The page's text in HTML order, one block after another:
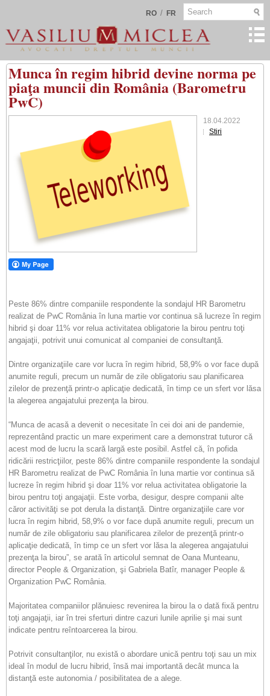
RO / FR
Munca în regim hibrid devine norma pe
piaţa muncii din România (Barometru
PwC)
18.04.2022
Stiri
Peste 86% dintre companiile respondente la sondajul HR Barometru
realizat de PwC România în luna martie vor continua să lucreze în regim
hibrid şi doar 11% vor relua activitatea obligatorie la birou pentru toţi
angajaţii, potrivit unui comunicat al companiei de consultanţă.
Dintre organizaţiile care vor lucra în regim hibrid, 58,9% o vor face după
anumite reguli, precum un număr de zile obligatoriu sau planificarea
zilelor de prezenţă printr-o aplicaţie dedicată, în timp ce un sfert vor lăsa
la alegerea angajatului prezenţa la birou.
“Munca de acasă a devenit o necesitate în cei doi ani de pandemie,
reprezentând practic un mare experiment care a demonstrat tuturor că
acest mod de lucru la scară largă este posibil. Astfel că, în pofida
ridicării restricţiilor, peste 86% dintre companiile respondente la sondajul
HR Barometru realizat de PwC România în luna martie vor continua să
lucreze în regim hibrid şi doar 11% vor relua activitatea obligatorie la
birou pentru toţi angajaţii. Este vorba, desigur, despre companii alte
căror activităţi se pot derula la distanţă. Dintre organizaţiile care vor
lucra în regim hibrid, 58,9% o vor face după anumite reguli, precum un
număr de zile obligatoriu sau planificarea zilelor de prezenţă printr-o
aplicaţie dedicată, în timp ce un sfert vor lăsa la alegerea angajatului
prezenţa la birou”, se arată în articolul semnat de Oana Munteanu,
director People & Organization, şi Gabriela Batîr, manager People &
Organization PwC România.
Majoritatea companiilor plănuiesc revenirea la birou la o dată fixă pentru
toţi angajaţii, iar în trei sferturi dintre cazuri lunile aprilie şi mai sunt
indicate pentru reîntoarcerea la birou.
Potrivit consultanţilor, nu există o abordare unică pentru toţi sau un mix
ideal în modul de lucru hibrid, însă mai importantă decât munca la
distanţă este autonomia / posibilitatea de a alege.